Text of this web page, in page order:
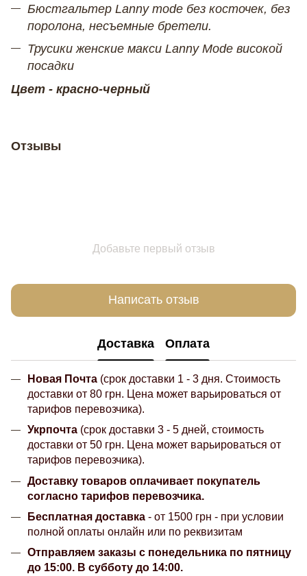
Бюстгальтер Lanny mode без косточек, без
поролона, несъемные бретели.
Трусики женские макси Lanny Mode високой
посадки
Цвет - красно-черный
Отзывы
Добавьте первый отзыв
Написать отзыв
Доставка Оплата
Новая Почта (срок доставки 1 - 3 дня. Стоимость
доставки от 80 грн. Цена может варьироваться от
тарифов перевозчика).
Укрпочта (срок доставки 3 - 5 дней, стоимость
доставки от 50 грн. Цена может варьироваться от
тарифов перевозчика).
Доставку товаров оплачивает покупатель
согласно тарифов перевозчика.
Бесплатная доставка - от 1500 грн - при условии
полной оплаты онлайн или по реквизитам
Отправляем заказы с понедельника по пятницу
до 15:00. В субботу до 14:00.